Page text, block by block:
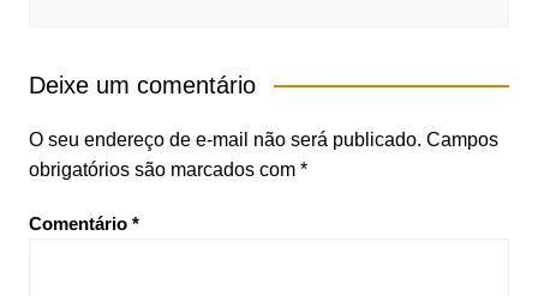
Deixe um comentário
O seu endereço de e-mail não será publicado. Campos
obrigatórios são marcados com *
Comentário *